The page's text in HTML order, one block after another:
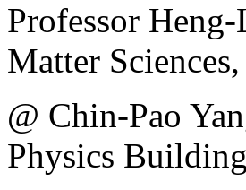
Professor
Matter
@ Chin-Pao
Physics Building